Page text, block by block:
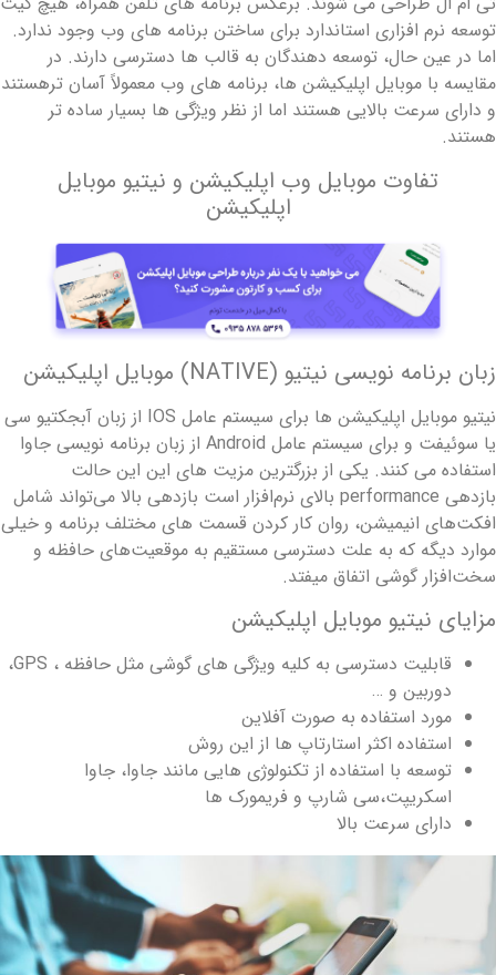
توسعه نرم افزاری استاندارد برای ساختن برنامه های وب وجود ندارد.
اما در عین حال، توسعه دهندگان به قالب ها دسترسی دارند. در
مقایسه با موبایل اپلیکیشن ها، برنامه های وب معمولاً آسان ترهستند
و دارای سرعت بالایی هستند اما از نظر ویژگی ها بسیار ساده تر
هستند.
تفاوت موبایل وب اپلیکیشن و نیتیو موبایل
اپلیکیشن
زبان برنامه نویسی نیتیو (NATIVE) موبایل اپلیکیشن
نیتیو موبایل اپلیکیشن ها برای سیستم عامل IOS از زبان آبجکتیو سی
یا سوئیفت و برای سیستم عامل Android از زبان برنامه نویسی جاوا
استفاده می کنند. یکی از بزرگترین مزیت های این این حالت
بازدهیperformance بالای نرم‌افزار است بازدهی بالا می‌تواند شامل
افکت‌های انیمیشن، روان کار کردن قسمت های مختلف برنامه و خیلی
موارد دیگه که به علت دسترسی مستقیم به موقعیت‌های حافظه و
سخت‌افزار گوشی اتفاق میفتد.
مزایای نیتیو موبایل اپلیکیشن
قابلیت دسترسی به کلیه ویژگی های گوشی مثل حافظه ، GPS،
دوربین و …
مورد استفاده به صورت آفلاین
استفاده اکثر استارتاپ ها از این روش
توسعه با استفاده از تکنولوژی هایی مانند جاوا، جاوا
اسکریپت،سی شارپ و فریمورک ها
دارای سرعت بالا